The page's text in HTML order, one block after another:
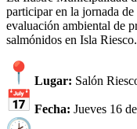
participar en la jornada de
evaluación ambiental de
salmónidos en Isla Riesco.
Lugar: Salón
Fecha: Jueves 16